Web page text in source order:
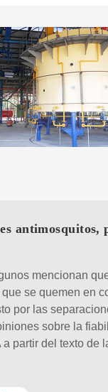
antimosquitos,
mencionan
se quemen en
por las
sobre la
a partir del texto de